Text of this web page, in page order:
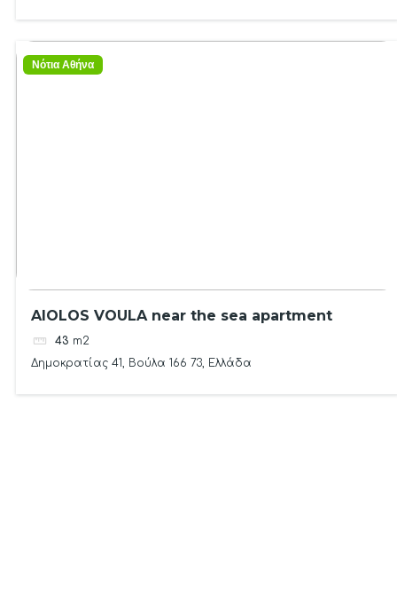
Νότια Αθήνα
AIOLOS VOULA near the sea apartment
43 m2
Δημοκρατίας 41, Βούλα 166 73, Ελλάδα